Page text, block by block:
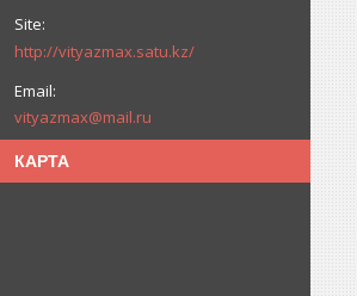
http://vityazmax.satu.kz/
vityazmax@mail.ru
КАРТА